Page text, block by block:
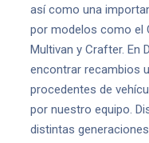
así como una
por modelos como el
Multivan y Crafter. En
encontrar recambios
procedentes de
por nuestro equipo.
distintas